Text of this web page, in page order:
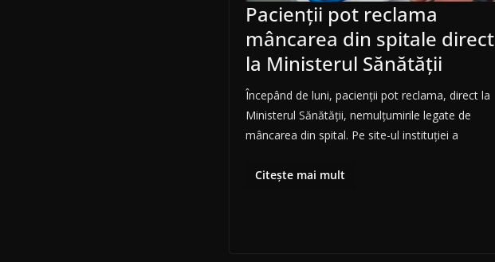
Pacienții pot reclama
mâncarea din spitale direct
la Ministerul Sănătății
Începând de luni, pacienții pot reclama, direct la
Ministerul Sănătății, nemulțumirile legate de
mâncarea din spital. Pe site-ul instituției a
Citește mai mult